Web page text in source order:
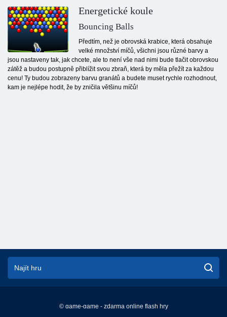
Energetické koule
Bouncing Balls
Předtím, než je obrovská krabice, která obsahuje
velké množství míčů, všichni jsou různé barvy a
jsou nastaveny tak, jak chcete, ale to není vše nad nimi bude tlačit obrovskou
zátěž a budou postupně přiblížit svou zbraň, která by měla přežít za každou
cenu! Ty budou zobrazeny barvu granátů a budete muset rychle rozhodnout,
kam je nejlépe hodit, že by zničila většinu míčů!
© game-game - zdarma online flash hry